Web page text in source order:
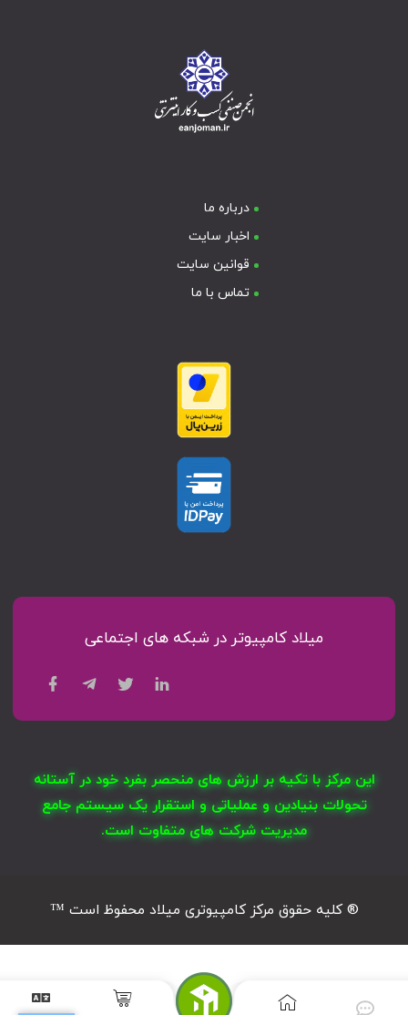
درباره ما
اخبار سایت
قوانین سایت
تماس با ما
میلاد کامپیوتر در شبکه های اجتماعی
این مرکز با تکیه بر ارزش های منحصر بفرد خود در آستانه
تحولات بنیادین و عملیاتی و استقرار یک سیستم جامع
مدیریت شرکت های متفاوت است.
® کلیه حقوق مرکز کامپیوتری میلاد محفوظ است ™